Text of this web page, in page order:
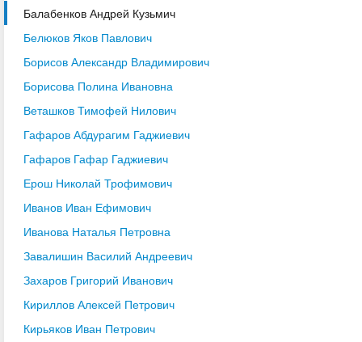
Балабенков Андрей Кузьмич
Белюков Яков Павлович
Борисов Александр Владимирович
Борисова Полина Ивановна
Веташков Тимофей Нилович
Гафаров Абдурагим Гаджиевич
Гафаров Гафар Гаджиевич
Ерош Николай Трофимович
Иванов Иван Ефимович
Иванова Наталья Петровна
Завалишин Василий Андреевич
Захаров Григорий Иванович
Кириллов Алексей Петрович
Кирьяков Иван Петрович